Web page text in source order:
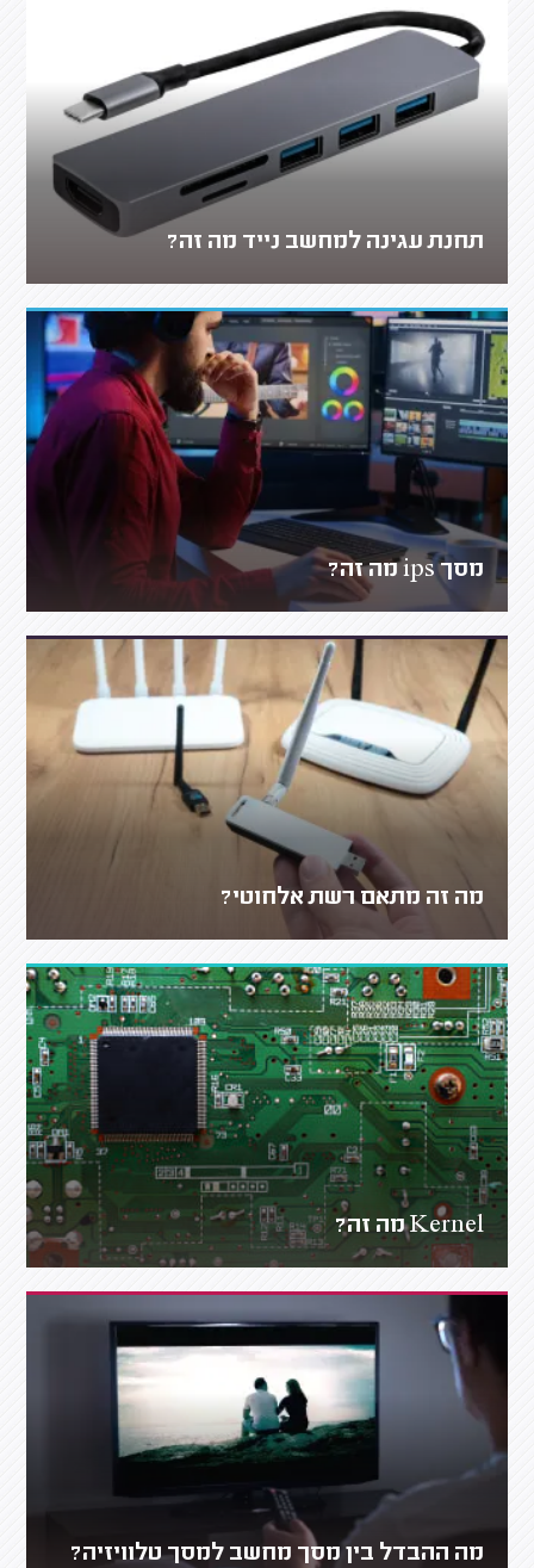
תחנת עגינה למחשב נייד מה זה?
מסך ips מה זה?
מה זה מתאם רשת אלחוטי?
Kernel מה זה?
מה ההבדל בין מסך מחשב למסך טלוויזיה?